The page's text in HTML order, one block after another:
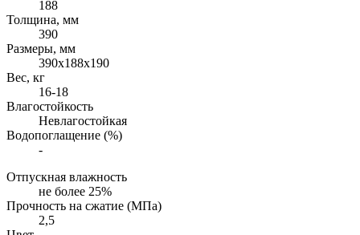
188
Толщина, мм
390
Размеры, мм
390х188х190
Вес, кг
16-18
Влагостойкость
Невлагостойкая
Водопоглащение (%)
-
Отпускная влажность
не более 25%
Прочность на сжатие (МПа)
2,5